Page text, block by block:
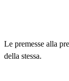
Le premesse alla
della stessa.